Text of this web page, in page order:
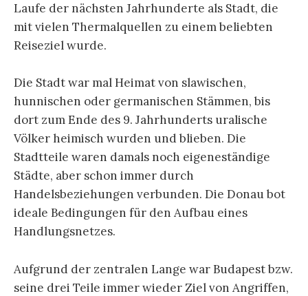
Laufe der nächsten Jahrhunderte als Stadt, die
mit vielen Thermalquellen zu einem beliebten
Reiseziel wurde.
Die Stadt war mal Heimat von slawischen,
hunnischen oder germanischen Stämmen, bis
dort zum Ende des 9. Jahrhunderts uralische
Völker heimisch wurden und blieben. Die
Stadtteile waren damals noch eigeneständige
Städte, aber schon immer durch
Handelsbeziehungen verbunden. Die Donau bot
ideale Bedingungen für den Aufbau eines
Handlungsnetzes.
Aufgrund der zentralen Lange war Budapest bzw.
seine drei Teile immer wieder Ziel von Angriffen,